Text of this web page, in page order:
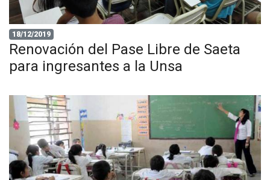
18/12/2019
Renovación del Pase Libre de Saeta
para ingresantes a la Unsa